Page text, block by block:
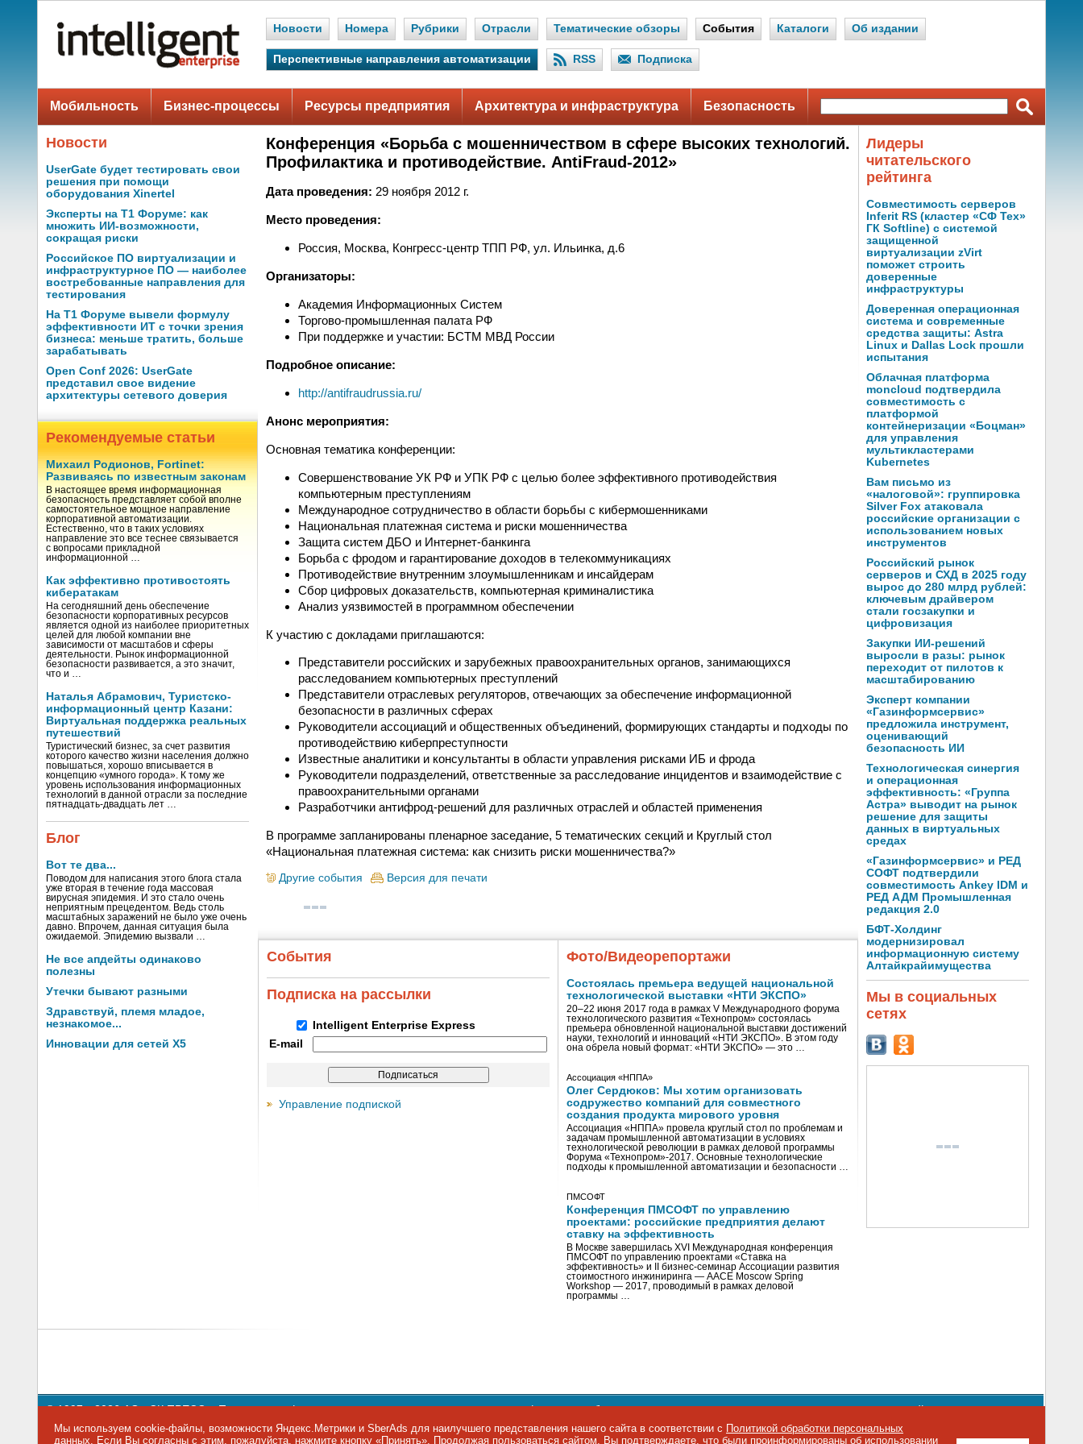
Новости Номера Рубрики Отрасли Тематические обзоры События Каталоги Об издании
Перспективные направления автоматизации RSS Подписка
Мобильность Бизнес-процессы Ресурсы предприятия Архитектура и инфраструктура Безопасность
Новости
UserGate будет тестировать свои
решения при помощи
оборудования Xinertel
Эксперты на Т1 Форуме: как
множить ИИ-возможности,
сокращая риски
Российское ПО виртуализации и
инфраструктурное ПО — наиболее
востребованные направления для
тестирования
На Т1 Форуме вывели формулу
эффективности ИТ с точки зрения
бизнеса: меньше тратить, больше
зарабатывать
Open Conf 2026: UserGate
представил свое видение
архитектуры сетевого доверия
Рекомендуемые статьи
Михаил Родионов, Fortinet:
Развиваясь по известным законам
В настоящее время информационная
безопасность представляет собой вполне
самостоятельное мощное направление
корпоративной автоматизации.
Естественно, что в таких условиях
направление это все теснее связывается
с вопросами прикладной
информационной …
Как эффективно противостоять
кибератакам
На сегодняшний день обеспечение
безопасности корпоративных ресурсов
является одной из наиболее приоритетных
целей для любой компании вне
зависимости от масштабов и сферы
деятельности. Рынок информационной
безопасности развивается, а это значит,
что и …
Наталья Абрамович, Туристско-
информационный центр Казани:
Виртуальная поддержка реальных
путешествий
Туристический бизнес, за счет развития
которого качество жизни населения должно
повышаться, хорошо вписывается в
концепцию «умного города». К тому же
уровень использования информационных
технологий в данной отрасли за последние
пятнадцать-двадцать лет …
Блог
Вот те два...
Поводом для написания этого блога стала
уже вторая в течение года массовая
вирусная эпидемия. И это стало очень
неприятным прецедентом. Ведь столь
масштабных заражений не было уже очень
давно. Впрочем, данная ситуация была
ожидаемой. Эпидемию вызвали …
Не все апдейты одинаково
полезны
Утечки бывают разными
Здравствуй, племя младое,
незнакомое...
Инновации для сетей X5
Конференция «Борьба с мошенничеством в сфере высоких технологий.
Профилактика и противодействие. AntiFraud-2012»
Дата проведения: 29 ноября 2012 г.
Место проведения:
Россия, Москва, Конгресс-центр ТПП РФ, ул. Ильинка, д.6
Организаторы:
Академия Информационных Систем
Торгово-промышленная палата РФ
При поддержке и участии: БСТМ МВД России
Подробное описание:
http://antifraudrussia.ru/
Анонс мероприятия:
Основная тематика конференции:
Совершенствование УК РФ и УПК РФ с целью более эффективного противодействия
компьютерным преступлениям
Международное сотрудничество в области борьбы с кибермошенниками
Национальная платежная система и риски мошенничества
Защита систем ДБО и Интернет-банкинга
Борьба с фродом и гарантирование доходов в телекоммуникациях
Противодействие внутренним злоумышленникам и инсайдерам
Сбор цифровых доказательств, компьютерная криминалистика
Анализ уязвимостей в программном обеспечении
К участию с докладами приглашаются:
Представители российских и зарубежных правоохранительных органов, занимающихся
расследованием компьютерных преступлений
Представители отраслевых регуляторов, отвечающих за обеспечение информационной
безопасности в различных сферах
Руководители ассоциаций и общественных объединений, формирующих стандарты и подходы по
противодействию киберпреступности
Известные аналитики и консультанты в области управления рисками ИБ и фрода
Руководители подразделений, ответственные за расследование инцидентов и взаимодействие с
правоохранительными органами
Разработчики антифрод-решений для различных отраслей и областей применения
В программе запланированы пленарное заседание, 5 тематических секций и Круглый стол
«Национальная платежная система: как снизить риски мошенничества?»
Другие события Версия для печати
События
Подписка на рассылки
Intelligent Enterprise Express
E-mail
Управление подпиской
Фото/Видеорепортажи
Состоялась премьера ведущей национальной
технологической выставки «НТИ ЭКСПО»
20–22 июня 2017 года в рамках V Международного форума
технологического развития «Технопром» состоялась
премьера обновленной национальной выставки достижений
науки, технологий и инноваций «НТИ ЭКСПО». В этом году
она обрела новый формат: «НТИ ЭКСПО» — это …
Ассоциация «НППА»
Олег Сердюков: Мы хотим организовать
содружество компаний для совместного
создания продукта мирового уровня
Ассоциация «НППА» провела круглый стол по проблемам и
задачам промышленной автоматизации в условиях
технологической революции в рамках деловой программы
Форума «Технопром»-2017. Основные технологические
подходы к промышленной автоматизации и безопасности …
ПМСОФТ
Конференция ПМСОФТ по управлению
проектами: российские предприятия делают
ставку на эффективность
В Москве завершилась XVI Международная конференция
ПМСОФТ по управлению проектами «Ставка на
эффективность» и II бизнес-семинар Ассоциации развития
стоимостного инжиниринга — AACE Moscow Spring
Workshop — 2017, проводимый в рамках деловой
программы …
Лидеры
читательского
рейтинга
Совместимость серверов
Inferit RS (кластер «СФ Тех»
ГК Softline) с системой
защищенной
виртуализации zVirt
поможет строить
доверенные
инфраструктуры
Доверенная операционная
система и современные
средства защиты: Astra
Linux и Dallas Lock прошли
испытания
Облачная платформа
moncloud подтвердила
совместимость с
платформой
контейнеризации «Боцман»
для управления
мультикластерами
Kubernetes
Вам письмо из
«налоговой»: группировка
Silver Fox атаковала
российские организации с
использованием новых
инструментов
Российский рынок
серверов и СХД в 2025 году
вырос до 280 млрд рублей:
ключевым драйвером
стали госзакупки и
цифровизация
Закупки ИИ-решений
выросли в разы: рынок
переходит от пилотов к
масштабированию
Эксперт компании
«Газинформсервис»
предложила инструмент,
оценивающий
безопасность ИИ
Технологическая синергия
и операционная
эффективность: «Группа
Астра» выводит на рынок
решение для защиты
данных в виртуальных
средах
«Газинформсервис» и РЕД
СОФТ подтвердили
совместимость Ankey IDM и
РЕД АДМ Промышленная
редакция 2.0
БФТ-Холдинг
модернизировал
информационную систему
Алтайкрайимущества
Мы в социальных
сетях
© 1997—2026 АО «СК ПРЕСС».Политика конфиденциальности персональных данных,информация об авторских правах и порядке использования материалов сайта
109147 г. Москва, ул. Марксистская, 34, строение 10. Телефон: +7 495 974-22-60. Факс: +7 495 974-22-63. E-mail:
siteeditor@iemag.ru
Мы используем cookie-файлы, возможности Яндекс.Метрики и SberAds для наилучшего представления нашего сайта в соответствии с Политикой обработки персональных
данных. Если Вы согласны с этим, пожалуйста, нажмите кнопку «Принять». Продолжая пользоваться сайтом, Вы подтверждаете, что были проинформированы об использовании